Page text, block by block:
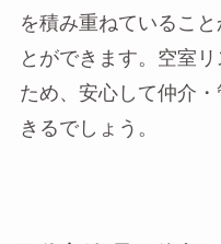
を積み重ねているこ
とができます。空室
ため、安心して仲介
きるでしょう。